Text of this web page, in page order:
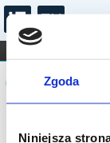
Zgoda
Niniejsza
FILHARMONIA
DLA DZIECI
Sprzedaż